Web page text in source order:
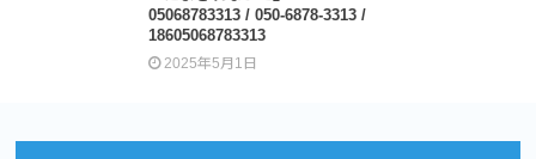
05068783313 / 050-6878-3313 /
18605068783313
2025年5月1日